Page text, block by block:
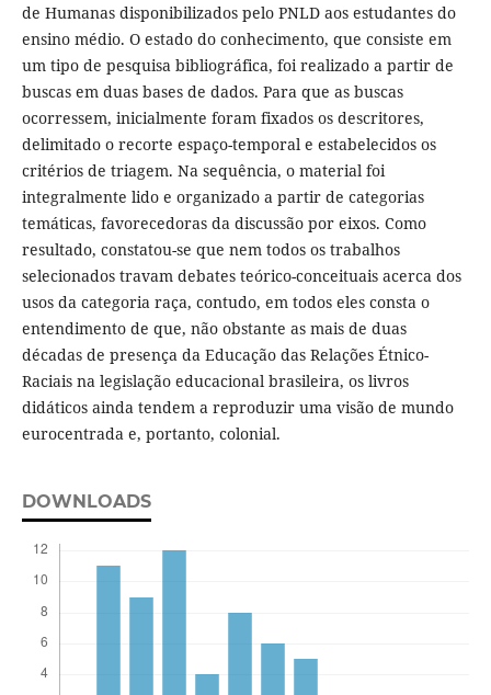
de Humanas disponibilizados pelo PNLD aos estudantes do
ensino médio. O estado do conhecimento, que consiste em
um tipo de pesquisa bibliográfica, foi realizado a partir de
buscas em duas bases de dados. Para que as buscas
ocorressem, inicialmente foram fixados os descritores,
delimitado o recorte espaço-temporal e estabelecidos os
critérios de triagem. Na sequência, o material foi
integralmente lido e organizado a partir de categorias
temáticas, favorecedoras da discussão por eixos. Como
resultado, constatou-se que nem todos os trabalhos
selecionados travam debates teórico-conceituais acerca dos
usos da categoria raça, contudo, em todos eles consta o
entendimento de que, não obstante as mais de duas
décadas de presença da Educação das Relações Étnico-
Raciais na legislação educacional brasileira, os livros
didáticos ainda tendem a reproduzir uma visão de mundo
eurocentrada e, portanto, colonial.
DOWNLOADS